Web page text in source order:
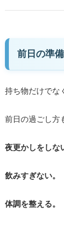
前日の準
持ち物だけでな
前日の過ごし方
夜更かしをしな
飲みすぎない。
体調を整える。